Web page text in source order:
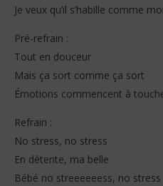
Je veux qu’il s’habille comme moi
Pré-refrain :
Tout en douceur
Mais ça sort comme ça sort
Émotions commencent à
Refrain :
No stress, no stress
En détente, ma belle
Bébé no streeeeeess, no stress